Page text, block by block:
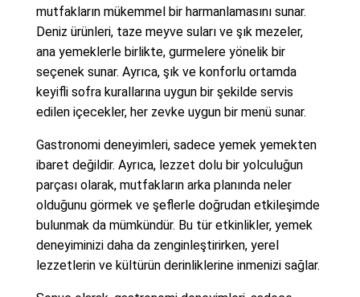
mutfakların mükemmel bir harmanlamasını sunar.
Deniz ürünleri, taze meyve suları ve şık mezeler,
ana yemeklerle birlikte, gurmelere yönelik bir
seçenek sunar. Ayrıca, şık ve konforlu ortamda
keyifli sofra kurallarına uygun bir şekilde servis
edilen içecekler, her zevke uygun bir menü sunar.
Gastronomi deneyimleri, sadece yemek yemekten
ibaret değildir. Ayrıca, lezzet dolu bir yolculuğun
parçası olarak, mutfakların arka planında neler
olduğunu görmek ve şeflerle doğrudan etkileşimde
bulunmak da mümkündür. Bu tür etkinlikler, yemek
deneyiminizi daha da zenginleştirirken, yerel
lezzetlerin ve kültürün derinliklerine inmenizi sağlar.